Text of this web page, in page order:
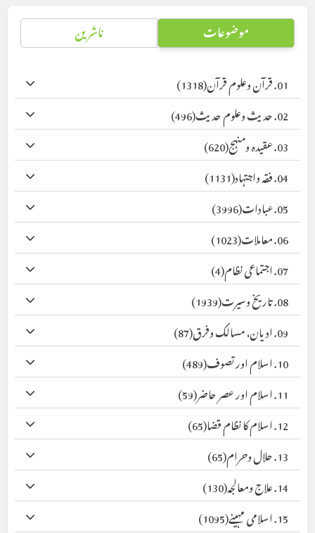
موضوعات ناشرین
01. قرآن وعلوم قرآن
(1318)
02. حدیث وعلوم حدیث
(496)
03. عقیدہ ومنہج
(620)
04. فقہ واجتہاد
(1131)
05. عبادات
(3996)
06. معاملات
(1023)
07. اجتماعی نظام
(4)
08. تاریخ وسیرت
(1939)
09. ادیان، مسالک وفرق
(87)
10. اسلام اور تصوف
(489)
11. اسلام اور عصر حاضر
(59)
12. اسلام کا نظام قضا
(65)
13. حلال وحرام
(65)
14. علاج ومعالجہ
(130)
15. اسلامی مہینے
(1095)